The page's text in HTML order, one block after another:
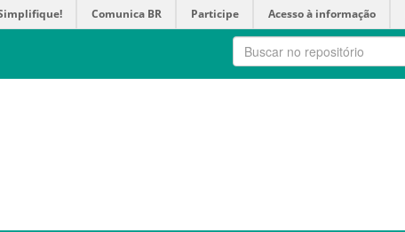
Comunica BR Participe Acesso à informação